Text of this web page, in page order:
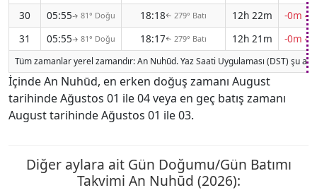
30
05:55↑ 81° Doğu 18:18↑ 279° Batı 12h 22m
-0m
31
05:55↑ 81° Doğu 18:17↑ 279° Batı 12h 21m -0m
Tüm zamanlar yerel zamandır: An Nuhūd. Yaz Saati Uygulaması (DST) şu
İçinde An Nuhūd, en erken doğuş zamanı August
tarihinde Ağustos 01 ile 04 veya en geç batış zamanı
August tarihinde Ağustos 01 ile 03.
Diğer aylara ait Gün Doğumu/Gün Batımı
Takvimi An Nuhūd (2026):